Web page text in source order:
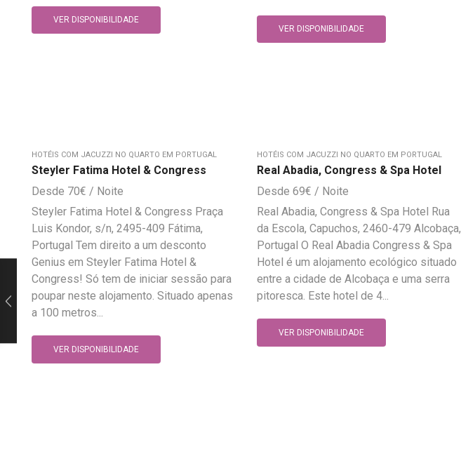
VER DISPONIBILIDADE
VER DISPONIBILIDADE
HOTÉIS COM JACUZZI NO QUARTO EM PORTUGAL
Steyler Fatima Hotel & Congress
70€
Steyler Fatima Hotel & Congress Praça
Luis Kondor, s/n, 2495-409 Fátima,
Portugal Tem direito a um desconto
Genius em Steyler Fatima Hotel &
Congress! Só tem de iniciar sessão para
poupar neste alojamento. Situado apenas
a 100 metros...
VER DISPONIBILIDADE
HOTÉIS COM JACUZZI NO QUARTO EM PORTUGAL
Real Abadia, Congress & Spa Hotel
69€
Real Abadia, Congress & Spa Hotel Rua
da Escola, Capuchos, 2460-479 Alcobaça,
Portugal O Real Abadia Congress & Spa
Hotel é um alojamento ecológico situado
entre a cidade de Alcobaça e uma serra
pitoresca. Este hotel de 4...
VER DISPONIBILIDADE